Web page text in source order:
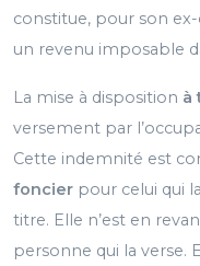
constitue, pour son
un revenu imposable
La mise à disposition à
versement par
Cette indemnité est
foncier pour celui qui
titre. Elle n’est en
personne qui la verse.